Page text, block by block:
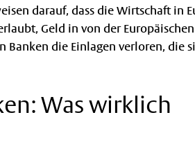
darauf, dass die Wirtschaft in
Geld in von der
die Einlagen verloren, die
Was wirklich